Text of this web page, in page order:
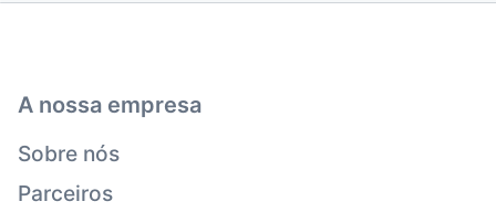
A nossa empresa
Sobre nós
Parceiros